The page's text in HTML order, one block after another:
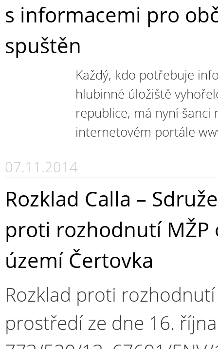
s informacemi pro
spuštěn
Každý, kdo potřebuje
hlubinné úložiště
republice, má nyní šanci
internetovém portále
07.11.2014
Rozklad Calla –
proti rozhodnutí
území Čertovka
Rozklad proti
prostředí ze dne 16.